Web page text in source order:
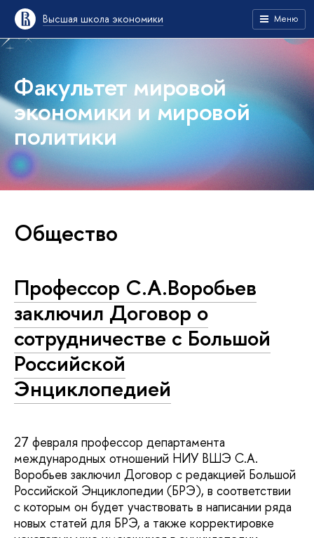
Высшая школа экономики Меню
Факультет мировой
экономики и мировой
политики
Общество
Профессор С.А.Воробьев
заключил Договор о
сотрудничестве с Большой
Российской
Энциклопедией
27 февраля профессор департамента
международных отношений НИУ ВШЭ С.А.
Воробьев заключил Договор с редакцией Большой
Российской Энциклопедии (БРЭ), в соответствии
с которым он будет участвовать в написании ряда
новых статей для БРЭ, а также корректировке